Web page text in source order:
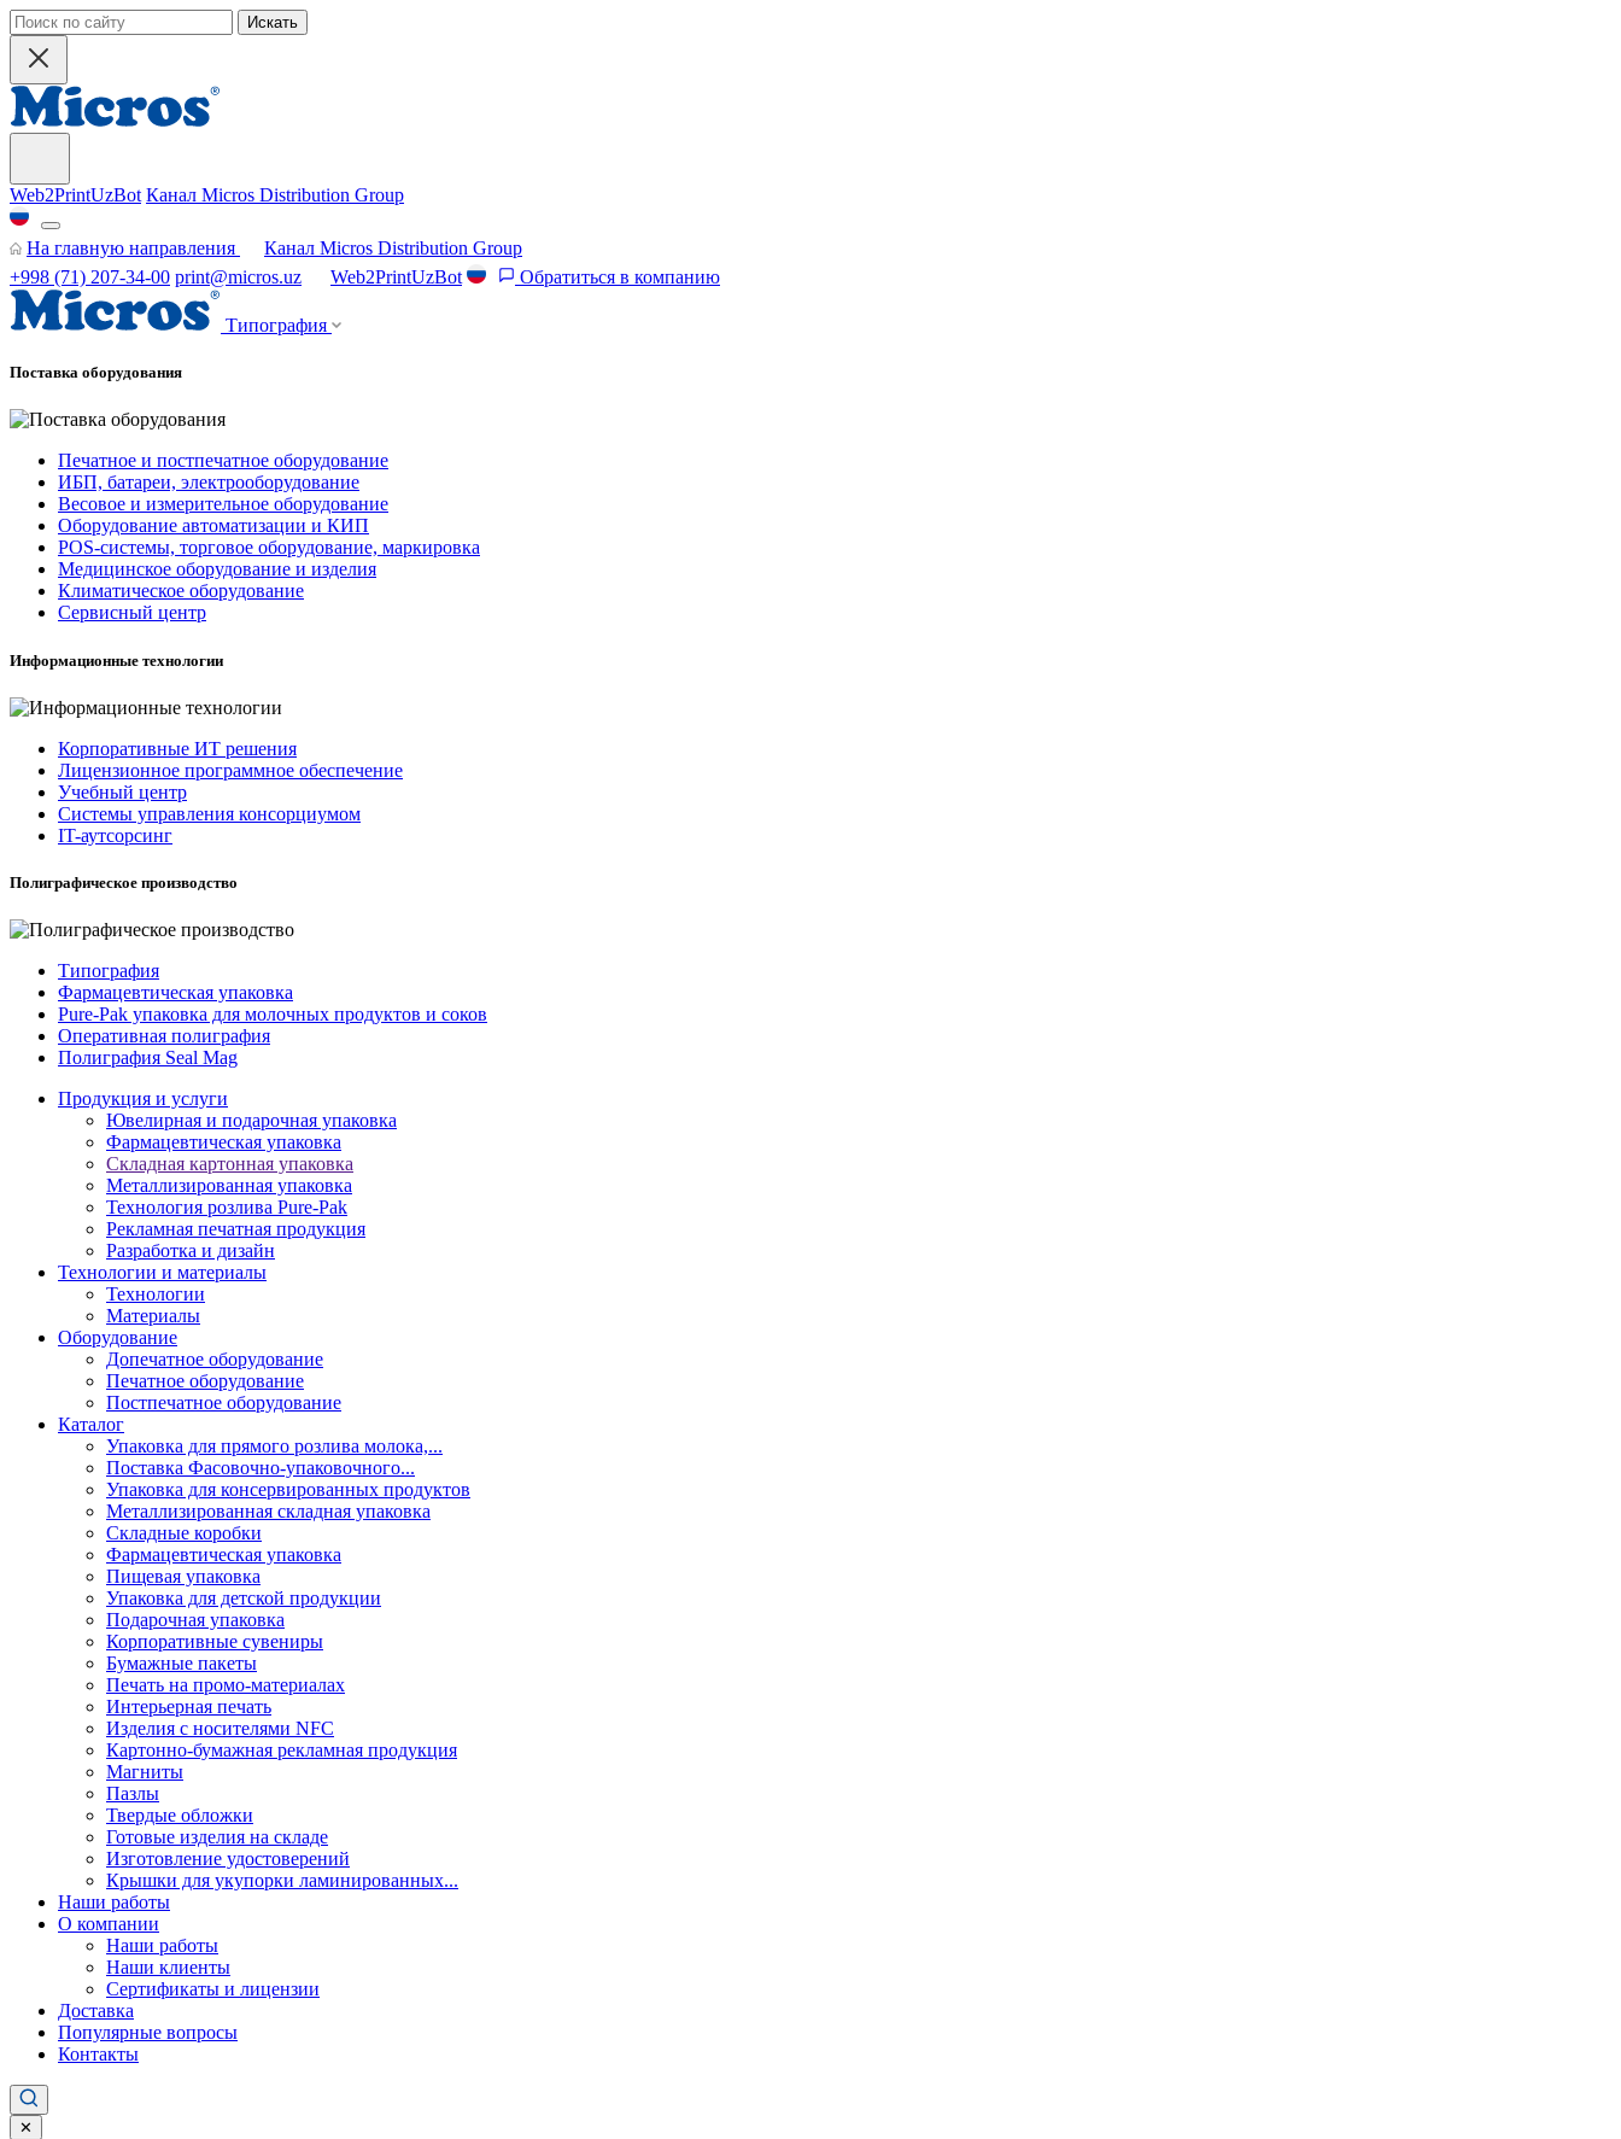
Искать
Web2PrintUzBot Канал Micros Distribution Group
На главную направления
Канал Micros Distribution Group
+998 (71) 207-34-00 print@micros.uz Web2PrintUzBot Обратиться в компанию
Типография
Поставка оборудования
Печатное и постпечатное оборудование
ИБП, батареи, электрооборудование
Весовое и измерительное оборудование
Оборудование автоматизации и КИП
POS-системы, торговое оборудование, маркировка
Медицинское оборудование и изделия
Климатическое оборудование
Сервисный центр
Информационные технологии
Корпоративные ИТ решения
Лицензионное программное обеспечение
Учебный центр
Системы управления консорциумом
IT-аутсорсинг
Полиграфическое производство
Типография
Фармацевтическая упаковка
Pure-Pak упаковка для молочных продуктов и соков
Оперативная полиграфия
Полиграфия Seal Mag
Продукция и услуги
Ювелирная и подарочная упаковка
Фармацевтическая упаковка
Складная картонная упаковка
Металлизированная упаковка
Технология розлива Pure-Pak
Рекламная печатная продукция
Разработка и дизайн
Технологии и материалы
Технологии
Материалы
Оборудование
Допечатное оборудование
Печатное оборудование
Постпечатное оборудование
Каталог
Упаковка для прямого розлива молока,...
Поставка Фасовочно-упаковочного...
Упаковка для консервированных продуктов
Металлизированная складная упаковка
Складные коробки
Фармацевтическая упаковка
Пищевая упаковка
Упаковка для детской продукции
Подарочная упаковка
Корпоративные сувениры
Бумажные пакеты
Печать на промо-материалах
Интерьерная печать
Изделия с носителями NFC
Картонно-бумажная рекламная продукция
Магниты
Пазлы
Твердые обложки
Готовые изделия на складе
Изготовление удостоверений
Крышки для укупорки ламинированных...
Наши работы
О компании
Наши работы
Наши клиенты
Сертификаты и лицензии
Доставка
Популярные вопросы
Контакты
✕